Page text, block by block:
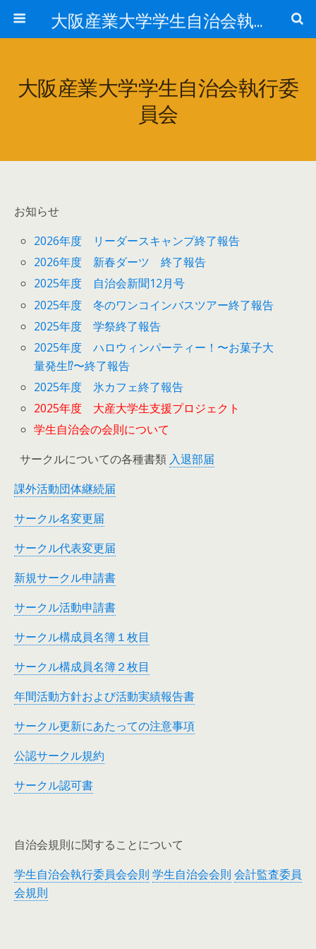
大阪産業大学学生自治会執行委員会
大阪産業大学学生自治会執行委
員会
お知らせ
2026年度 リーダースキャンプ終了報告
2026年度 新春ダーツ 終了報告
2025年度 自治会新聞12月号
2025年度 冬のワンコインバスツアー終了報告
2025年度 学祭終了報告
2025年度 ハロウィンパーティー！〜お菓子大
量発生⁉︎〜終了報告
2025年度 氷カフェ終了報告
2025年度 大産大学生支援プロジェクト
学生自治会の会則について
サークルについての各種書類 入退部届
課外活動団体継続届
サークル名変更届
サークル代表変更届
新規サークル申請書
サークル活動申請書
サークル構成員名簿１枚目
サークル構成員名簿２枚目
年間活動方針および活動実績報告書
サークル更新にあたっての注意事項
公認サークル規約
サークル認可書
自治会規則に関することについて
学生自治会執行委員会会則 学生自治会会則 会計監査委員
会規則